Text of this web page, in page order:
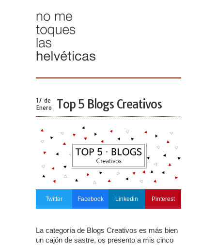
17 de
Enero
Top 5 Blogs Creativos
Twitter Facebook Linkedin Pinterest
La categoría de Blogs Creativos es más bien
un cajón de sastre, os presento a mis cinco